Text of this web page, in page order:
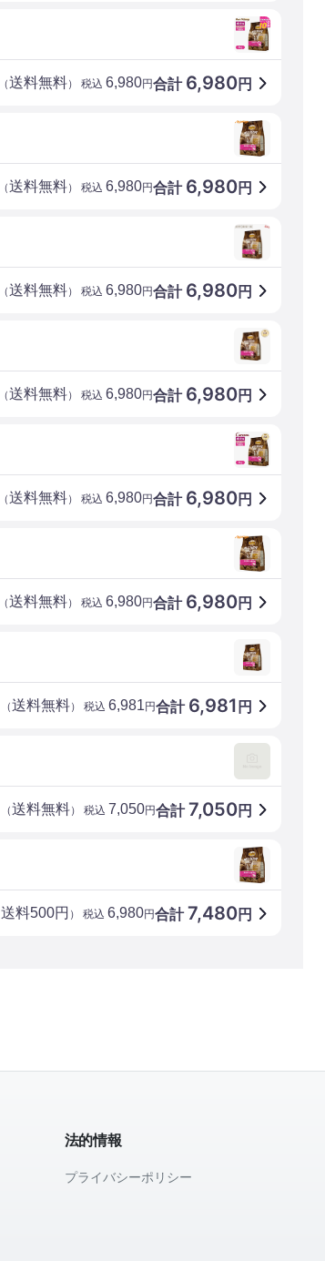
合計 6,980円
（送料無料） 税込 6,980円
合計 6,980円
（送料無料） 税込 6,980円
合計 6,980円
（送料無料） 税込 6,980円
合計 6,980円
（送料無料） 税込 6,980円
合計 6,980円
（送料無料） 税込 6,980円
合計 6,980円
（送料無料） 税込 6,980円
合計 6,981 円
（送料無料） 税込 6,981円
合計7,050円
（送料無料） 税込 7,050円
合計7,480円
送料500円 ） 税込 6,980円
法的情報
プライバシーポリシー